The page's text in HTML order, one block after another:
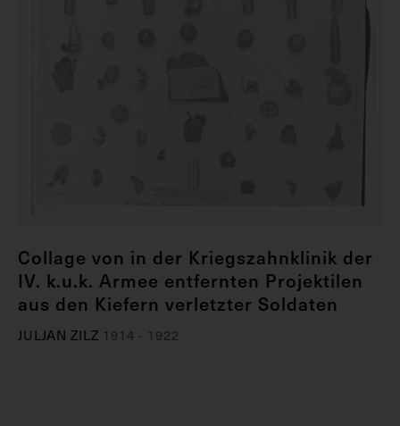
Collage von in der Kriegszahnklinik der
IV. k.u.k. Armee entfernten Projektilen
aus den Kiefern verletzter Soldaten
JULJAN ZILZ 1914 - 1922